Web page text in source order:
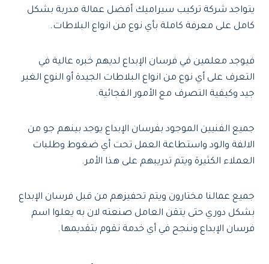
يتواجد شركة تركيب سيراميك أفضل عمالة مدربة بشكل
كامل على معرفة كاملة بأي نوع من انواع البلاطات.
فيوجد معلمين في فرسان الإبداع لديهم خبره عالية في
التعرف على أي نوع من انواع البلاطات الجيدة أو النوع الغير
جيد وكيفية التصرف مع الأمور الفجائية.
جميع الفنيين الموجود بفرسان الإبداع يوجد بينهم جو من
الالفة والود واستطاعة العمل تحت أي ضغوط وطلبات
العملاء الكثيرة ويتم تدريبهم على هذا الأمر.
جميع عمالنا مختارون ويتم تحفيزهم من قبل فرسان الإبداع
بشكل دوري حتى يتقن العامل صنعته لان به يعلوا اسم
فرسان الإبداع وننجح في أي خدمة نقوم بتقديمها.